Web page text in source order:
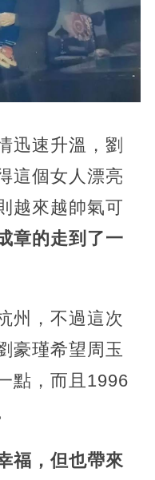
迅速升溫，劉
這個女人漂亮
越來越帥氣可
章的走到了一
州，不過這次
豪瑾希望周玉
點，而且1996
福，但也帶來